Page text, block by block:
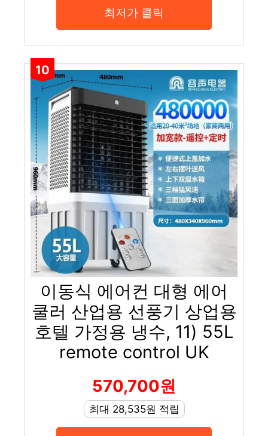
최저가 클릭
10
이동식 에어컨 대형 에어
쿨러 산업용 선풍기 상업용
호텔 가정용 냉수, 11) 55L
remote control UK
570,700원
최대 28,535원 적립